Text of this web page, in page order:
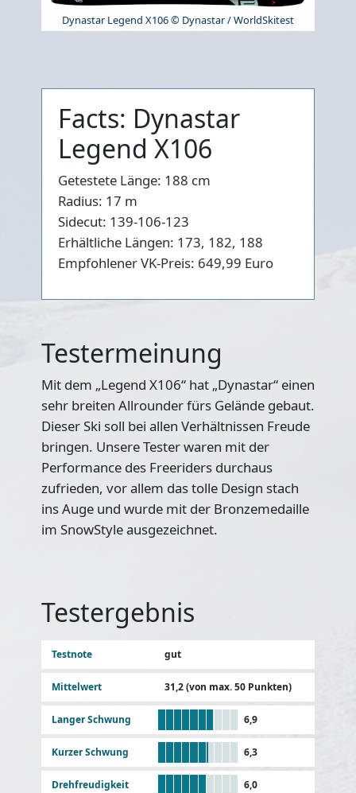
Dynastar Legend X106 © Dynastar / WorldSkitest
Facts: Dynastar
Legend X106
Getestete Länge: 188 cm
Radius: 17 m
Sidecut: 139-106-123
Erhältliche Längen: 173, 182, 188
Empfohlener VK-Preis: 649,99 Euro
Testermeinung
Mit dem „Legend X106“ hat „Dynastar“ einen
sehr breiten Allrounder fürs Gelände gebaut.
Dieser Ski soll bei allen Verhältnissen Freude
bringen. Unsere Tester waren mit der
Performance des Freeriders durchaus
zufrieden, vor allem das tolle Design stach
ins Auge und wurde mit der Bronzemedaille
im SnowStyle ausgezeichnet.
Testergebnis
Testnote gut
Mittelwert 31,2 (von max. 50 Punkten)
Langer Schwung 6,9
Kurzer Schwung 6,3
Drehfreudigkeit 6,0